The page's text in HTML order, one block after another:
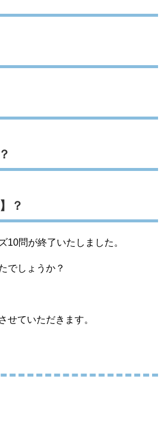
？
10問が終了いたしました。
でしょうか？
せていただきます。